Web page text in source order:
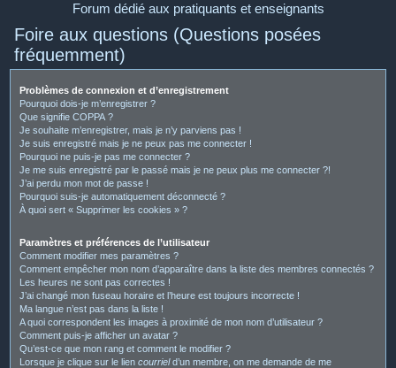
Forum dédié aux pratiquants et enseignants
Foire aux questions (Questions posées
fréquemment)
Problèmes de connexion et d’enregistrement
Pourquoi dois-je m’enregistrer ?
Que signifie COPPA ?
Je souhaite m’enregistrer, mais je n’y parviens pas !
Je suis enregistré mais je ne peux pas me connecter !
Pourquoi ne puis-je pas me connecter ?
Je me suis enregistré par le passé mais je ne peux plus me connecter ?!
J’ai perdu mon mot de passe !
Pourquoi suis-je automatiquement déconnecté ?
À quoi sert « Supprimer les cookies » ?
Paramètres et préférences de l’utilisateur
Comment modifier mes paramètres ?
Comment empêcher mon nom d’apparaître dans la liste des membres connectés ?
Les heures ne sont pas correctes !
J’ai changé mon fuseau horaire et l’heure est toujours incorrecte !
Ma langue n’est pas dans la liste !
A quoi correspondent les images à proximité de mon nom d’utilisateur ?
Comment puis-je afficher un avatar ?
Qu’est-ce que mon rang et comment le modifier ?
Lorsque je clique sur le lien courrield’un membre, on me demande de me